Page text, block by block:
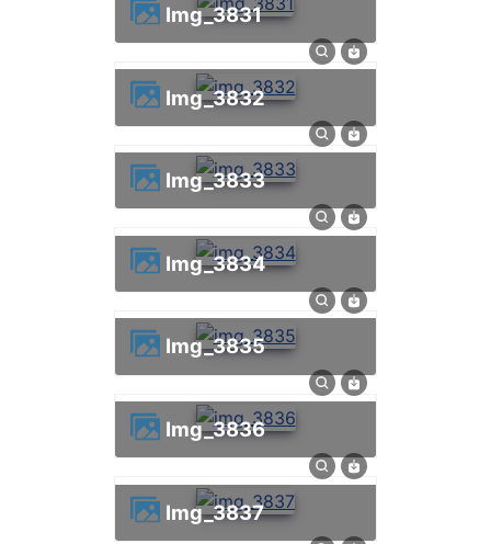
img_3831
img_3832
img_3833
img_3834
img_3835
img_3836
img_3837